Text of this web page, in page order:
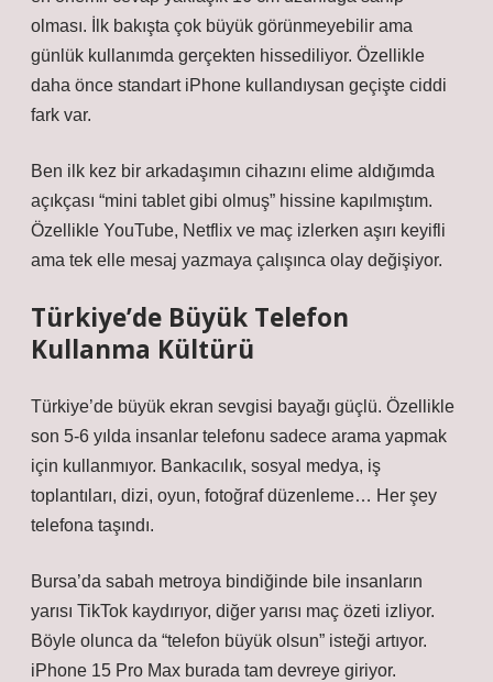
olması. İlk bakışta çok büyük görünmeyebilir ama
günlük kullanımda gerçekten hissediliyor. Özellikle
daha önce standart iPhone kullandıysan geçişte ciddi
fark var.
Ben ilk kez bir arkadaşımın cihazını elime aldığımda
açıkçası “mini tablet gibi olmuş” hissine kapılmıştım.
Özellikle YouTube, Netflix ve maç izlerken aşırı keyifli
ama tek elle mesaj yazmaya çalışınca olay değişiyor.
Türkiye’de Büyük Telefon
Kullanma Kültürü
Türkiye’de büyük ekran sevgisi bayağı güçlü. Özellikle
son 5-6 yılda insanlar telefonu sadece arama yapmak
için kullanmıyor. Bankacılık, sosyal medya, iş
toplantıları, dizi, oyun, fotoğraf düzenleme… Her şey
telefona taşındı.
Bursa’da sabah metroya bindiğinde bile insanların
yarısı TikTok kaydırıyor, diğer yarısı maç özeti izliyor.
Böyle olunca da “telefon büyük olsun” isteği artıyor.
iPhone 15 Pro Max burada tam devreye giriyor.